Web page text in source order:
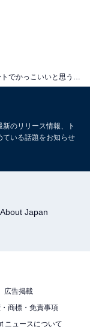
のリリース情報、ト
ている話題をお知らせ
Japan
広告掲載
商標・免責事項
ニュースについて